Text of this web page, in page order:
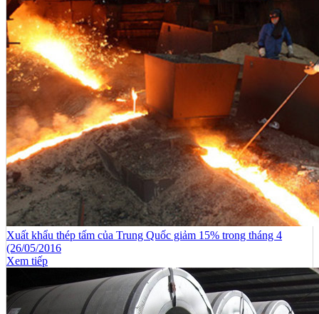
Xuất khẩu thép tấm của Trung Quốc giảm 15% trong tháng 4
(26/05/2016
Xem tiếp